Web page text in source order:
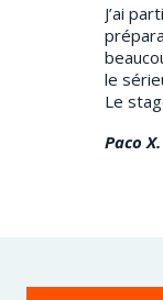
J’ai
le
Le
Paco X.